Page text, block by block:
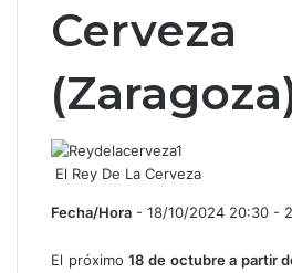
Cerveza
El Rey De La Cerveza
Fecha/Hora - 18/10/2024 20:30 -
El próximo18 de octubre a partir